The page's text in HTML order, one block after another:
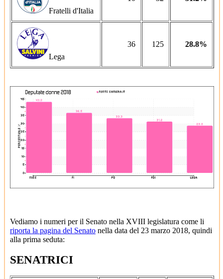
Fratelli d'Italia
Lega
36 125 28.8%
Vediamo i numeri per il Senato nella XVIII legislatura come li
riporta la pagina del Senato nella data del 23 marzo 2018, quindi
alla prima seduta:
SENATRICI